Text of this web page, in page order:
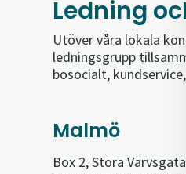
Ledning
Utöver våra lokala
ledningsgrupp
bosocialt,
Malmö
Box 2, Stora